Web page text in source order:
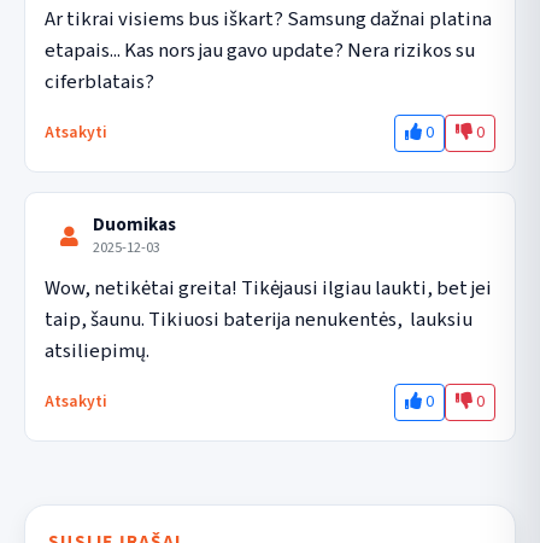
Ar tikrai visiems bus iškart? Samsung dažnai platina
etapais... Kas nors jau gavo update? Nera rizikos su
ciferblatais?
Atsakyti 0 0
Duomikas
2025-12-03
Wow, netikėtai greita! Tikėjausi ilgiau laukti, bet jei
taip, šaunu. Tikiuosi baterija nenukentės,  lauksiu
atsiliepimų.
Atsakyti 0 0